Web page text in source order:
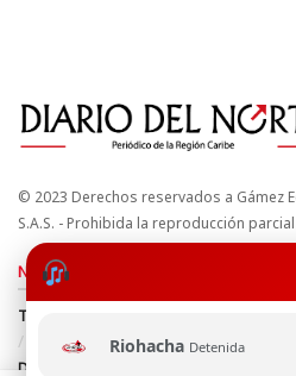
Riohacha Detenida
© 2023 Derechos reservados a Gámez
S.A.S. - Prohibida la reproducción
Nuestros sitios
Términos y Condiciones
Política de uso de cookies
Directrices Editoriales